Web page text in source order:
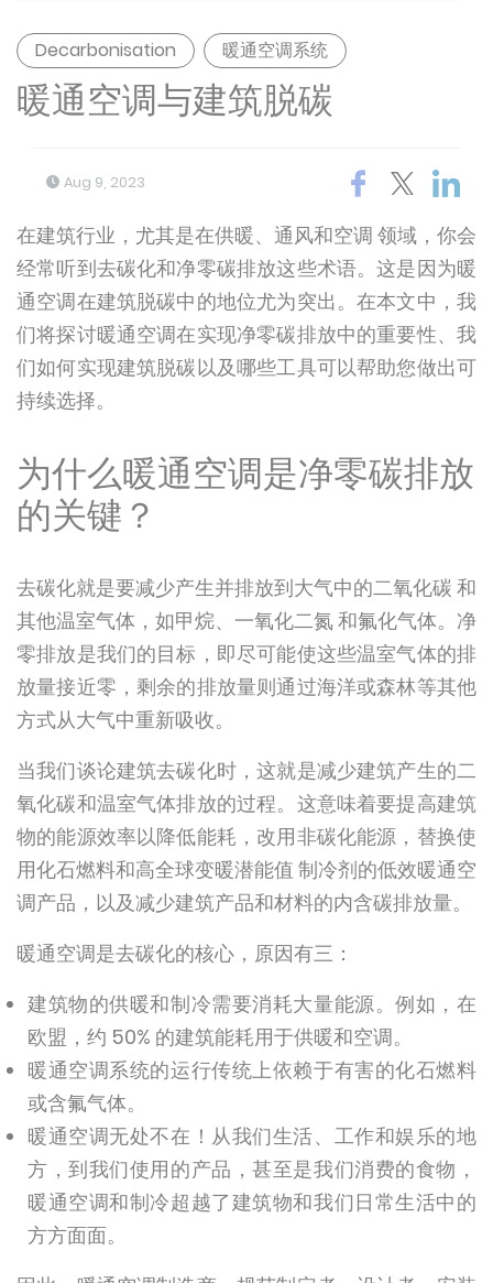
Decarbonisation 暖通空调系统
暖通空调与建筑脱碳
Aug 9, 2023
在建筑行业，尤其是在供暖、通风和空调 领域，你会
经常听到去碳化和净零碳排放这些术语。这是因为暖
通空调在建筑脱碳中的地位尤为突出。在本文中，我
们将探讨暖通空调在实现净零碳排放中的重要性、我
们如何实现建筑脱碳以及哪些工具可以帮助您做出可
持续选择。
为什么暖通空调是净零碳排放
的关键？
去碳化就是要减少产生并排放到大气中的二氧化碳 和
其他温室气体，如甲烷、一氧化二氮 和氟化气体。净
零排放是我们的目标，即尽可能使这些温室气体的排
放量接近零，剩余的排放量则通过海洋或森林等其他
方式从大气中重新吸收。
当我们谈论建筑去碳化时，这就是减少建筑产生的二
氧化碳和温室气体排放的过程。这意味着要提高建筑
物的能源效率以降低能耗，改用非碳化能源，替换使
用化石燃料和高全球变暖潜能值 制冷剂的低效暖通空
调产品，以及减少建筑产品和材料的内含碳排放量。
暖通空调是去碳化的核心，原因有三：
建筑物的供暖和制冷需要消耗大量能源。例如，在
欧盟，约 50% 的建筑能耗用于供暖和空调。
暖通空调系统的运行传统上依赖于有害的化石燃料
或含氟气体。
暖通空调无处不在！从我们生活、工作和娱乐的地
方，到我们使用的产品，甚至是我们消费的食物，
暖通空调和制冷超越了建筑物和我们日常生活中的
方方面面。